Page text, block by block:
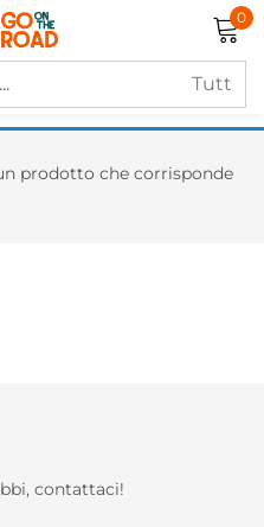
0
prodotto che corrisponde
contattaci!